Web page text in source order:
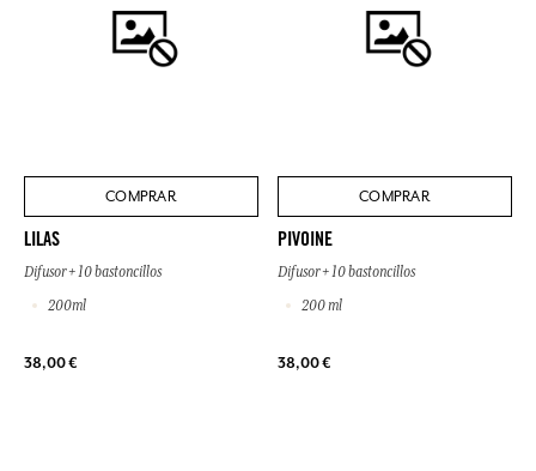
COMPRAR
LILAS
Difusor + 10 bastoncillos
200ml
38,00 €
COMPRAR
PIVOINE
Difusor + 10 bastoncillos
200 ml
38,00 €